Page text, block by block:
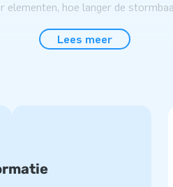
elementen, hoe langer de
duidelijk herkenbare stormbaan.
een transportzak en een
Lees meer